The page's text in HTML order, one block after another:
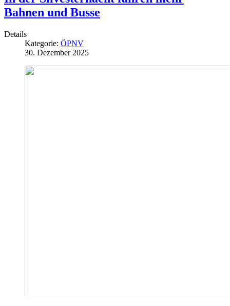
Bahnen und Busse
Details
Kategorie: ÖPNV
30. Dezember 2025